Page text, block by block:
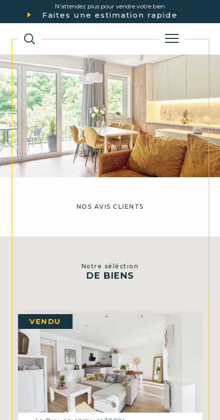
N'attendez plus pour vendre votre bien
Faites une estimation rapide
NOS AVIS CLIENTS
Notre séléction
DE BIENS
VENDU